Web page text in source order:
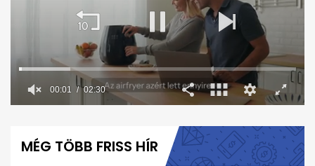
minutes,
00:02 02:30
MÉG TÖBB FRISS HÍR